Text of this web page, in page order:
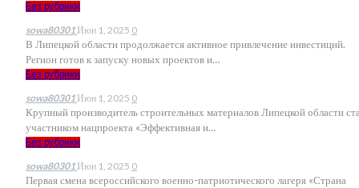
Без рубрики
sowa80301 Июн 1, 2025 0
В Липецкой области продолжается активное привлечение инвестиций.
Регион готов к запуску новых проектов и…
Без рубрики
sowa80301 Июн 1, 2025 0
Крупный производитель строительных материалов Липецкой области
участником нацпроекта «Эффективная и…
Без рубрики
sowa80301 Июн 1, 2025 0
Первая смена всероссийского военно-патриотического лагеря «Страна